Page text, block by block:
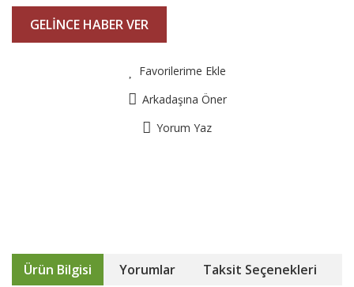
GELİNCE HABER VER
Favorilerime Ekle
Arkadaşına Öner
Yorum Yaz
Ürün Bilgisi Yorumlar Taksit Seçenekleri